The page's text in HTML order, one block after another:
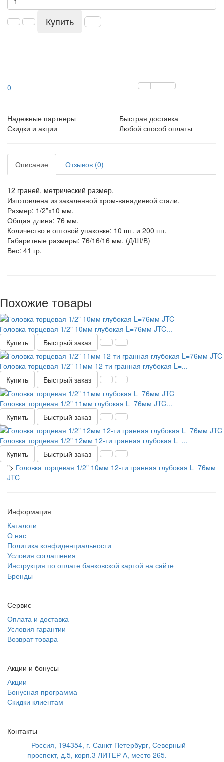
Купить
0
Надежные партнеры
Быстрая доставка
Скидки и акции
Любой способ оплаты
Описание Отзывов (0)
12 граней, метрический размер.
Изготовлена из закаленной хром-ванадиевой стали.
Размер: 1/2”х10 мм.
Общая длина: 76 мм.
Количество в оптовой упаковке: 10 шт. и 200 шт.
Габаритные размеры: 76/16/16 мм. (Д/Ш/В)
Вес: 41 гр.
Похожие товары
Головка торцевая 1/2" 10мм глубокая L=76мм JTC...
Купить
Быстрый заказ
Головка торцевая 1/2" 11мм 12-ти гранная глубокая L=...
Купить
Быстрый заказ
Головка торцевая 1/2" 11мм глубокая L=76мм JTC...
Купить
Быстрый заказ
Головка торцевая 1/2" 12мм 12-ти гранная глубокая L=...
Купить
Быстрый заказ
"> Головка торцевая 1/2" 10мм 12-ти гранная глубокая L=76мм
JTC
Информация
Каталоги
О нас
Политика конфиденциальности
Условия соглашения
Инструкция по оплате банковской картой на сайте
Бренды
Сервис
Оплата и доставка
Условия гарантии
Возврат товара
Акции и бонусы
Акции
Бонусная программа
Скидки клиентам
Контакты
Россия, 194354, г. Санкт-Петербург, Северный
проспект, д.5, корп.3 ЛИТЕР А, место 265.